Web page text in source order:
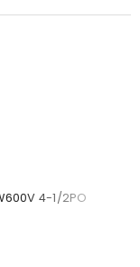
4-1/2PO